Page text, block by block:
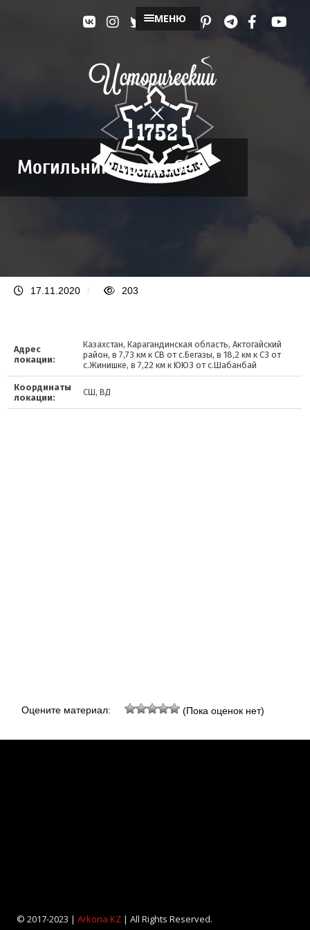
МЕНЮ
Могильник Аралтобе 3
17.11.2020 / 203
Адрес
локации:
Казахстан, Карагандинская область, Актогайский
район, в 7,73 км к СВ от с.Бегазы, в 18,2 км к СЗ от
с.Жинишке, в 7,22 км к ЮЮЗ от с.Шабанбай
Координаты
локации:
СШ, ВД
Оцените материал: (Пока оценок нет)
© 2017-2023 | Arkona KZ| All Rights Reserved.